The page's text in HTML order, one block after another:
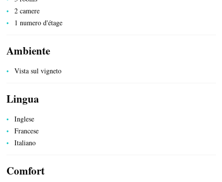
SERVIZI PUBBLICI
2 camere
1 numero d'étage
Ambiente
Vista sul vigneto
Lingua
Inglese
Francese
Italiano
Comfort